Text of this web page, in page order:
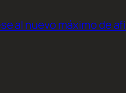
al nuevo máximo de